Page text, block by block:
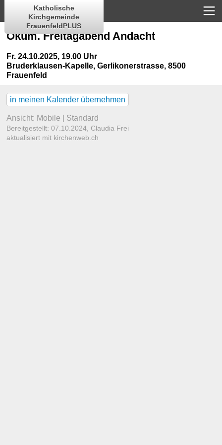
Katholische
Kirchgemeinde
FrauenfeldPLUS
Ökum. Freitagabend Andacht
Fr. 24.10.2025, 19.00 Uhr
Bruderklausen-Kapelle,Gerlikonerstrasse, 8500
Frauenfeld
in meinen Kalender übernehmen
Ansicht: Mobile Standard
Bereitgestellt: 07.10.2024, Claudia Frei
aktualisiert mit kirchenweb.ch